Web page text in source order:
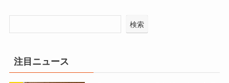
検索
注目ニュース